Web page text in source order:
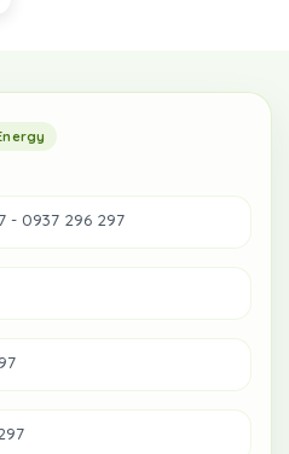
- 0937 296 297